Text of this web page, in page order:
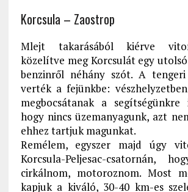
Korcsula – Zaostrop
Mlejt takarásából kiérve
közelítve meg Korcsulát egy
benzinről néhány szót. A
verték a fejünkbe:
megbocsátanak a segítségünkre
hogy nincs üzemanyagunk, azt
ehhez tartjuk magunkat.
Remélem, egyszer majd úgy
Korcsula-Peljesac-csatornán,
cirkálnom, motoroznom. Most
kapjuk a kiváló, 30-40 km-es